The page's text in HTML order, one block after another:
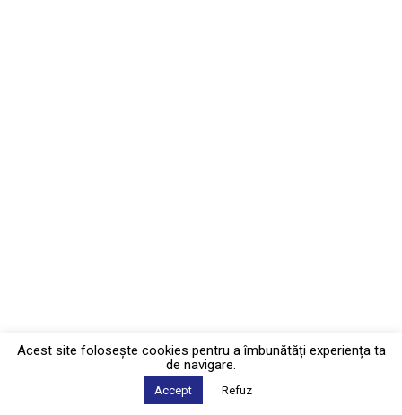
Acest site foloseşte cookies pentru a îmbunătăți experiența ta
de navigare.
Accept Refuz